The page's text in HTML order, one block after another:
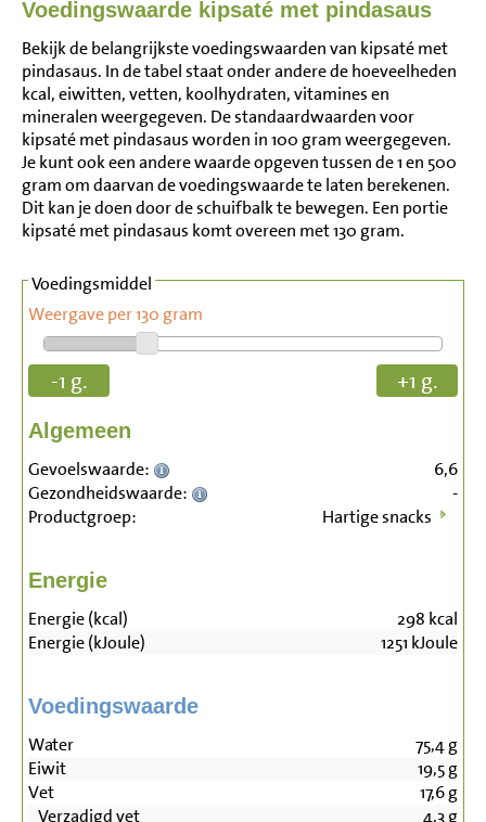
Voedingswaarde kipsaté met pindasaus
Bekijk de belangrijkste voedingswaarden van kipsaté met
pindasaus. In de tabel staat onder andere de hoeveelheden
kcal, eiwitten, vetten, koolhydraten, vitamines en
mineralen weergegeven. De standaardwaarden voor
kipsaté met pindasaus worden in 100 gram weergegeven.
Je kunt ook een andere waarde opgeven tussen de 1 en 500
gram om daarvan de voedingswaarde te laten berekenen.
Dit kan je doen door de schuifbalk te bewegen. Een portie
kipsaté met pindasaus komt overeen met 130 gram.
Voedingsmiddel
Weergave per 130 gram
-1 g. +1 g.
Algemeen
Gevoelswaarde:
6,6
Gezondheidswaarde:
-
Productgroep:
Hartige snacks
Energie
Energie (kcal) 298 kcal
Energie (kJoule)
1251 kJoule
Voedingswaarde
Water 75,4g
Eiwit
19,5g
Vet
17,6g
Verzadigd vet
4,3g